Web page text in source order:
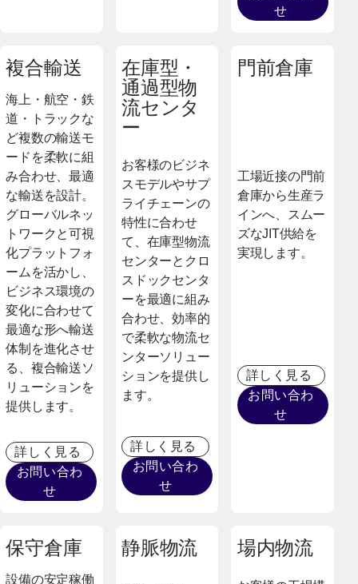
せ
複合輸送
海上・航空・鉄
道・トラックな
ど複数の輸送モ
ードを柔軟に組
み合わせ、最適
な輸送を設計。
グローバルネッ
トワークと可視
化プラットフォ
ームを活かし、
ビジネス環境の
変化に合わせて
最適な形へ輸送
体制を進化させ
る、複合輸送ソ
リューションを
提供します。
詳しく見る
お問い合わ
せ
在庫型・
通過型物
流センタ
ー
お客様のビジネ
スモデルやサプ
ライチェーンの
特性に合わせ
て、在庫型物流
センターとクロ
スドックセンタ
ーを最適に組み
合わせ、効率的
で柔軟な物流セ
ンターソリュー
ションを提供し
ます。
詳しく見る
お問い合わ
せ
門前倉庫
工場近接の門前
倉庫から生産ラ
インへ、スムー
ズなJIT供給を
実現します。
詳しく見る
お問い合わ
せ
保守倉庫
設備の安定稼働
静脈物流 場内物流